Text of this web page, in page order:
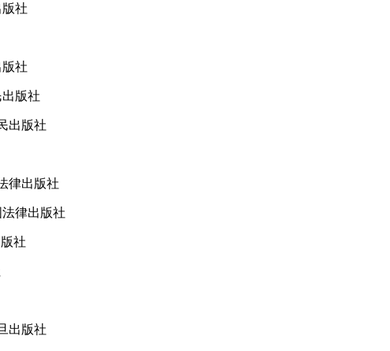
社
社
版社
出版社
律出版社
律出版社
社
出版社